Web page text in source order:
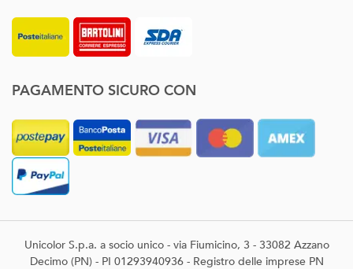
PAGAMENTO SICURO CON
Unicolor S.p.a. a socio unico - via Fiumicino, 3 - 33082 Azzano
Decimo (PN) - PI 01293940936 - Registro delle imprese PN